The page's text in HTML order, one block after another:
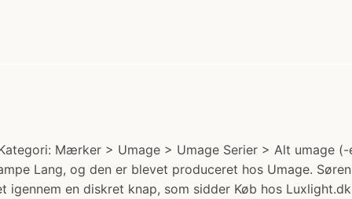
Mærker > Umage > Umage Serier > Alt umage (-
Lang, og den er blevet produceret hos Umage.
en diskret knap, som sidder Køb hos